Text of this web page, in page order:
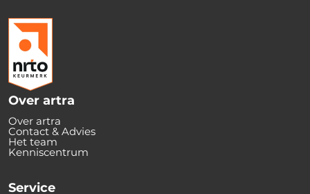
Over artra
Over artra
Contact & Advies
Het team
Kenniscentrum
Service